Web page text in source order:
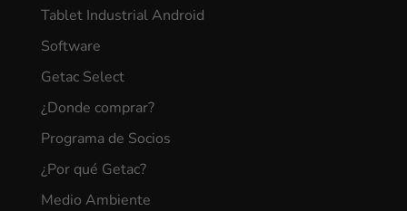
Tablet Industrial Android
Software
Getac Select
¿Donde comprar?
Programa de Socios
¿Por qué Getac?
Medio Ambiente